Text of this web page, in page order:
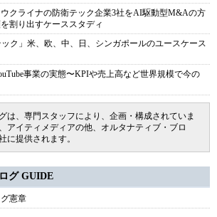
クライナの防衛テック企業3社をAI駆動型M&Aの方
割り出すケーススタディ
ク」米、欧、中、日、シンガポールのユースケース
事業の実態〜KPIや売上高など世界規模で今の
は、専門スタッフにより、企画・構成されていま
アイティメディアの他、オルタナティブ・ブロ
に提供されます。
グ GUIDE
憲章